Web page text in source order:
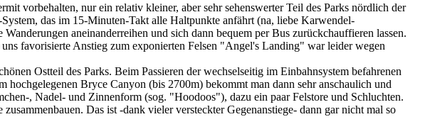
vorbehalten, nur ein relativ kleiner, aber sehr sehenswerter Teil des Parks nördlich der
das im 15-Minuten-Takt alle Haltpunkte anfährt (na, liebe Karwendel-
aneinanderreihen und sich dann bequem per Bus zurückchauffieren lassen.
favorisierte Anstieg zum exponierten Felsen "Angel's Landing" war leider wegen
Ostteil des Parks. Beim Passieren der wechselseitig im Einbahnsystem befahrenen
Bryce Canyon (bis 2700m) bekommt man dann sehr anschaulich und
, Nadel- und Zinnenform (sog. "Hoodoos"), dazu ein paar Felstore und Schluchten.
Das ist -dank vieler versteckter Gegenanstiege- dann gar nicht mal so